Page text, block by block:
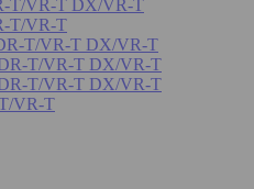
T/VR-T DX/VR-T
T/VR-T
T/VR-T DX/VR-T
T/VR-T DX/VR-T
T/VR-T DX/VR-T
VR-T